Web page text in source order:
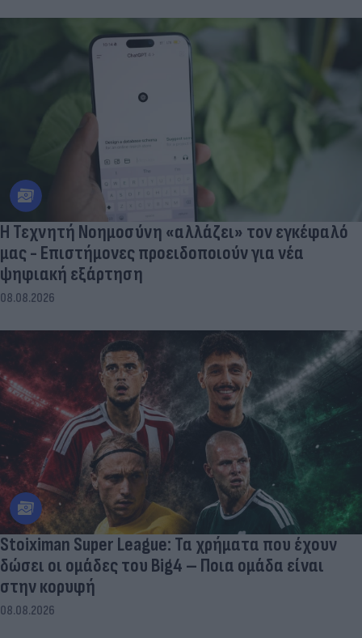
Η Τεχνητή Νοημοσύνη «αλλάζει» τον εγκέφαλό
μας - Eπιστήμονες προειδοποιούν για νέα
ψηφιακή εξάρτηση
08.08.2026
Stoiximan Super League: Τα χρήματα που έχουν
δώσει οι ομάδες του Big4 – Ποια ομάδα είναι
στην κορυφή
08.08.2026